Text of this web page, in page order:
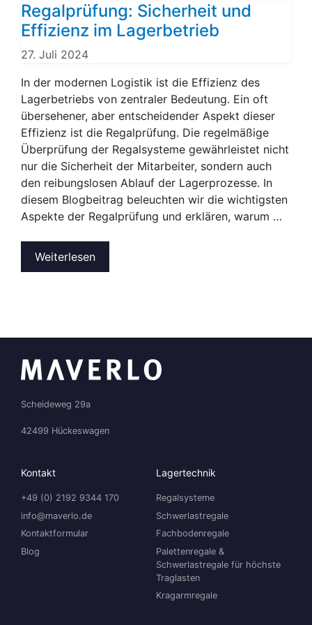
Regalprüfung: Sicherheit und
Effizienz im Lagerbetrieb
27. Juli 2024
In der modernen Logistik ist die Effizienz des
Lagerbetriebs von zentraler Bedeutung. Ein oft
übersehener, aber entscheidender Aspekt dieser
Effizienz ist die Regalprüfung. Die regelmäßige
Überprüfung der Regalsysteme gewährleistet nicht
nur die Sicherheit der Mitarbeiter, sondern auch
den reibungslosen Ablauf der Lagerprozesse. In
diesem Blogbeitrag beleuchten wir die wichtigsten
Aspekte der Regalprüfung und erklären, warum …
Weiterlesen
Scheideweg 29a
42499 Hückeswagen
Kontakt
+49 (0) 2192 9344 170
info@maverlo.de
Kontaktformular
Blog
Lagertechnik
Regalsysteme
Schwerlastregale
Fachbodenregale
Palettenregale &
Schwerlastregale für höchste
Traglasten
Kragarmregale